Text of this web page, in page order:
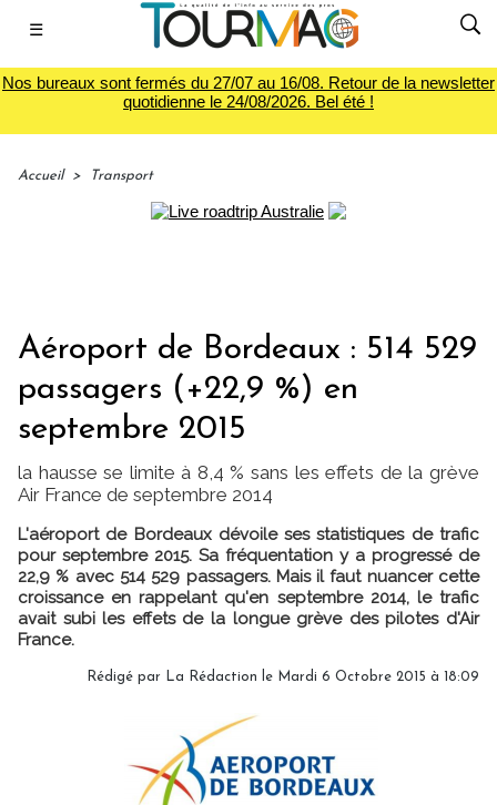
☰
Nos bureaux sont fermés du 27/07 au 16/08. Retour de la newsletter
quotidienne le 24/08/2026. Bel été !
Accueil > Transport
Aéroport de Bordeaux : 514 529
passagers (+22,9 %) en
septembre 2015
la hausse se limite à 8,4 % sans les effets de la grève
Air France de septembre 2014
L'aéroport de Bordeaux dévoile ses statistiques de trafic
pour septembre 2015. Sa fréquentation y a progressé de
22,9 % avec 514 529 passagers. Mais il faut nuancer cette
croissance en rappelant qu'en septembre 2014, le trafic
avait subi les effets de la longue grève des pilotes d'Air
France.
Rédigé par La Rédaction le Mardi 6 Octobre 2015 à 18:09